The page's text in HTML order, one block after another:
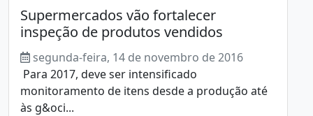
Supermercados vão fortalecer
inspeção de produtos vendidos
segunda-feira, 14 de novembro de 2016
Para 2017, deve ser intensificado
monitoramento de itens desde a produção até
às g&oci...